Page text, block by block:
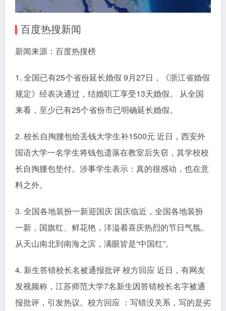
百度热搜新闻
新闻来源：百度热搜榜
1. 全国已有25个省份延长婚假 9月27日，《浙江省婚假
规定》经表决通过，结婚职工享受13天婚假。 从全国
来看，至少已有25个省份市已明确延长婚假。
2. 校长自掏腰包给丢钱大学生补1500元 近日，西安外
国语大学一名学生将钱包遗落在教室后失窃，其学校校
长自掏腰包垫付。涉事学生表示：真的很感动，也在意
料之外。
3. 全国各地装扮一新迎国庆 国庆临近，全国各地装扮
一新，国旗红、鲜花艳，洋溢着喜庆热烈的节日气氛。
从天山南北到南海之滨，满眼皆是“中国红”。
4. 新生答错校长名被通报批评 校方回应 近日，有网友
发视频称，江苏师范大学7名新生因答错校长名字被通
报批评，引发热议。校方回应 ：写错没关系，写的是劣